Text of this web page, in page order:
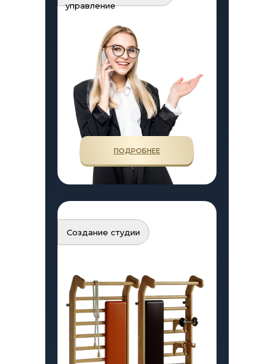
управление
Создание студии
ПОДРОБНЕЕ
ПОЛЕЗНАЯ ИНФОРМАЦИЯ